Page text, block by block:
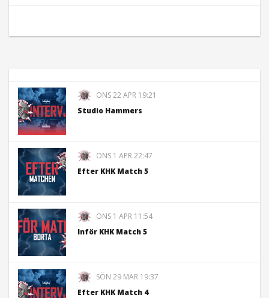
ONS 22 APR 19:21
Studio Hammers
ONS 1 APR 22:47
Efter KHK Match 5
ONS 1 APR 11:54
Inför KHK Match 5
SÖN 29 MAR 19:37
Efter KHK Match 4